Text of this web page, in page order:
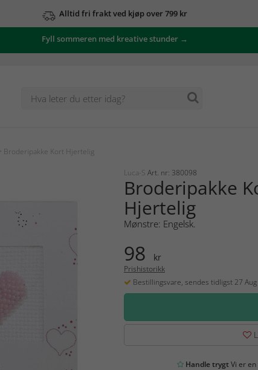
Alltid fri frakt ved kjøp over 799 kr
Fyll sommeren med kreative stunder →
> Broderipakke Kort Hjertelig
Luca-S Art. nr: 380098
Broderipakke
Hjertelig
Mønstre: Engelsk.
98 kr
Prishistorikk
Bestillingsvare, sendes tidligst 27 Aug
Handle trygtVi er en